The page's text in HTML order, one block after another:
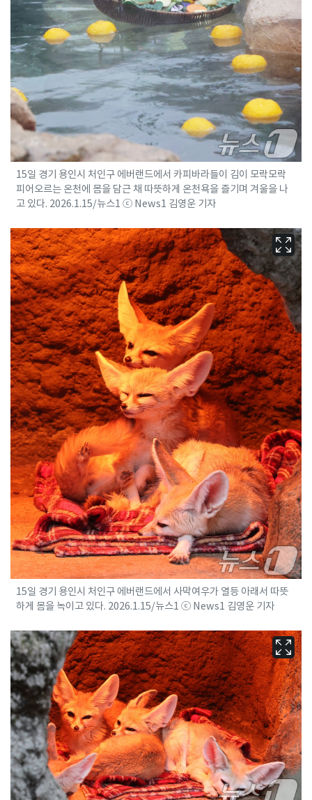
15일 경기 용인시 처인구 에버랜드에서 카피바라들이 김이 모락모락
피어오르는 온천에 몸을 담근 채 따뜻하게 온천욕을 즐기며 겨울을 나
고 있다. 2026.1.15/뉴스1 ⓒ News1 김영운 기자
15일 경기 용인시 처인구 에버랜드에서 사막여우가 열등 아래서 따뜻
하게 몸을 녹이고 있다. 2026.1.15/뉴스1 ⓒ News1 김영운 기자